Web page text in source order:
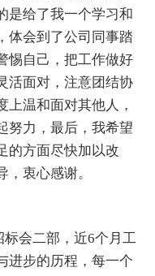
是给了我一个学习和
体会到了公司同事踏
惕自己，把工作做好
活面对，注意团结协
上温和面对其他人，
努力，最后，我希望
的方面尽快加以改
衷心感谢。
会二部，近6个月工
进步的历程，每一个